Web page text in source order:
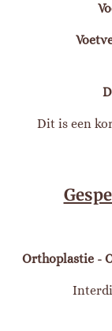
Dit is een
Orthoplastie -